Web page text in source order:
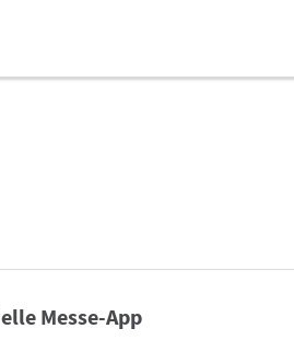
Messe-App